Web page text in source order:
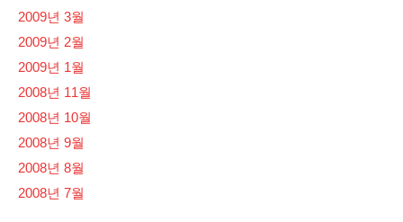
2009년 3월
2009년 2월
2009년 1월
2008년 11월
2008년 10월
2008년 9월
2008년 8월
2008년 7월